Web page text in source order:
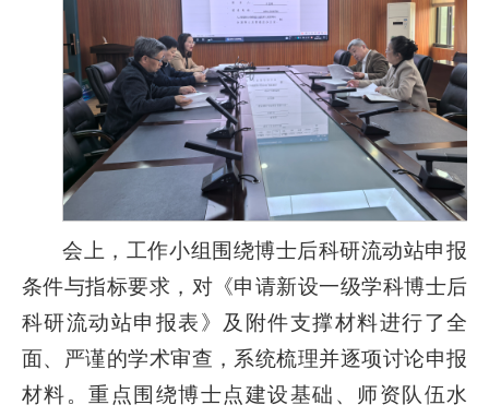
会上，工作小组围绕博士后科研流动站申报
条件与指标要求，对《申请新设一级学科博士后
科研流动站申报表》及附件支撑材料进行了全
面、严谨的学术审查，系统梳理并逐项讨论申报
材料。重点围绕博士点建设基础、师资队伍水